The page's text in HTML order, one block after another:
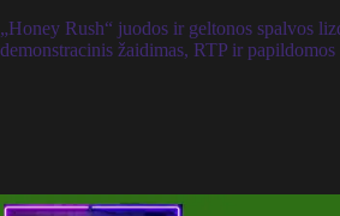
„Honey Rush“ juodos ir geltonos spalvos
demonstracinis žaidimas, RTP ir